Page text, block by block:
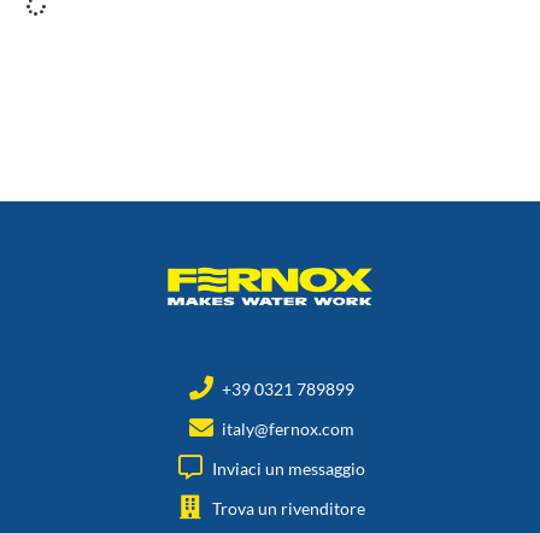
+39 0321 789899
italy@fernox.com
Inviaci un messaggio
Trova un rivenditore